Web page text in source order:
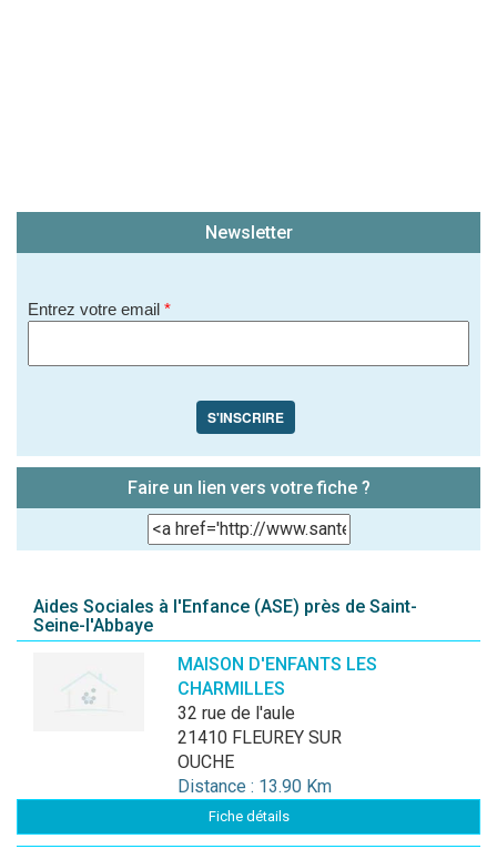
Newsletter
Entrez votre email *
S'INSCRIRE
Faire un lien vers votre fiche ?
Aides Sociales à l'Enfance (ASE) près de Saint-
Seine-l'Abbaye
MAISON D'ENFANTS LES
CHARMILLES
32 rue de l'aule
21410 FLEUREY SUR
OUCHE
Distance : 13.90 Km
Fiche détails